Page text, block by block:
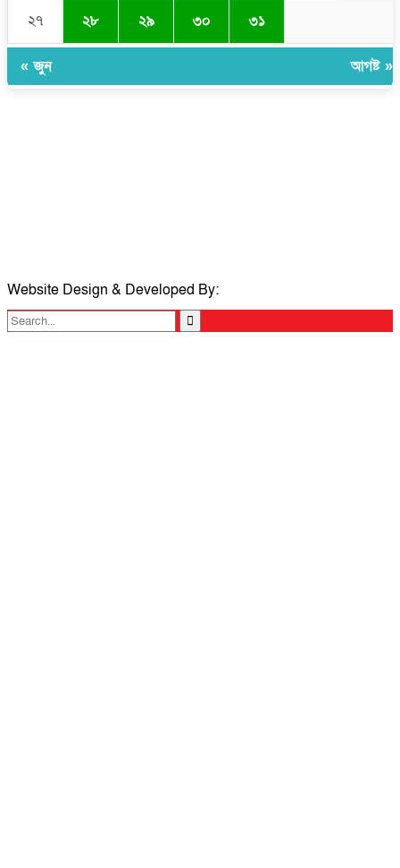
২৭ ২৮ ২৯ ৩০ ৩১
« জুন আগষ্ট »
Website Design & Developed By: